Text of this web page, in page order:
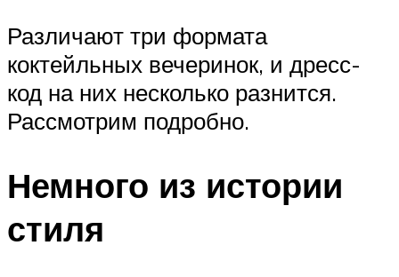
Различают три формата
коктейльных вечеринок, и дресс-
код на них несколько разнится.
Рассмотрим подробно.
Немного из истории
стиля